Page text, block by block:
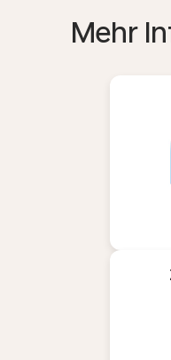
Mehr